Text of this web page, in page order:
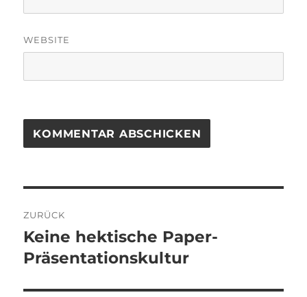
WEBSITE
ZURÜCK
Vorheriger
Beitrag:
Keine hektische Paper-
Präsentationskultur